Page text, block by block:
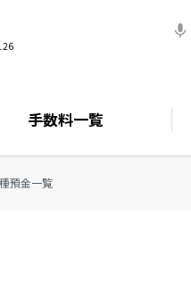
手数料一覧
預金一覧